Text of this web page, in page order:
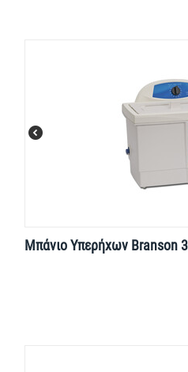
Μπάνιο Υπερήχων Branson